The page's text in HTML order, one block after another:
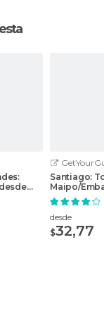
Santiago:
Maipo/
con Picnic
desde
$32,77